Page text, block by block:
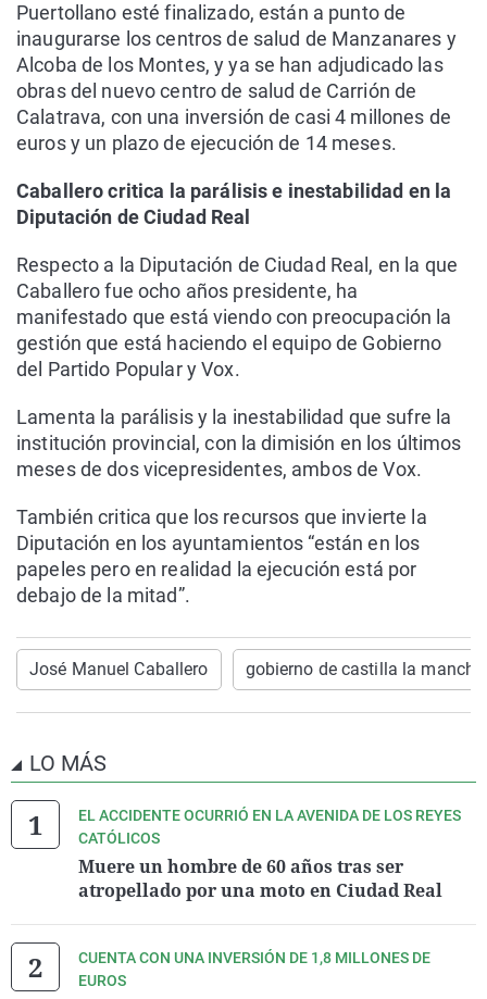
Puertollano esté finalizado, están a punto de
inaugurarse los centros de salud de Manzanares y
Alcoba de los Montes, y ya se han adjudicado las
obras del nuevo centro de salud de Carrión de
Calatrava, con una inversión de casi 4 millones de
euros y un plazo de ejecución de 14 meses.
Caballero critica la parálisis e inestabilidad en la
Diputación de Ciudad Real
Respecto a la Diputación de Ciudad Real, en la que
Caballero fue ocho años presidente, ha
manifestado que está viendo con preocupación la
gestión que está haciendo el equipo de Gobierno
del Partido Popular y Vox.
Lamenta la parálisis y la inestabilidad que sufre la
institución provincial, con la dimisión en los últimos
meses de dos vicepresidentes, ambos de Vox.
También critica que los recursos que invierte la
Diputación en los ayuntamientos “están en los
papeles pero en realidad la ejecución está por
debajo de la mitad”.
José Manuel Caballero gobierno de castilla la mancha
LO MÁS
EL ACCIDENTE OCURRIÓ EN LA AVENIDA DE LOS REYES
CATÓLICOS
Muere un hombre de 60 años tras ser
atropellado por una moto en Ciudad Real
CUENTA CON UNA INVERSIÓN DE 1,8 MILLONES DE
EUROS